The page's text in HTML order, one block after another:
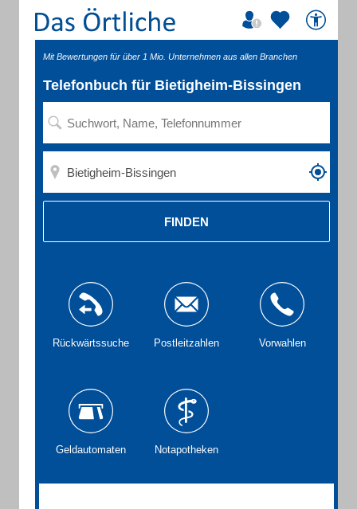
Mit Bewertungen für über 1 Mio. Unternehmen aus allen Branchen
Telefonbuch für Bietigheim-Bissingen
FINDEN
Rückwärtssuche Postleitzahlen Vorwahlen
Geldautomaten Notapotheken